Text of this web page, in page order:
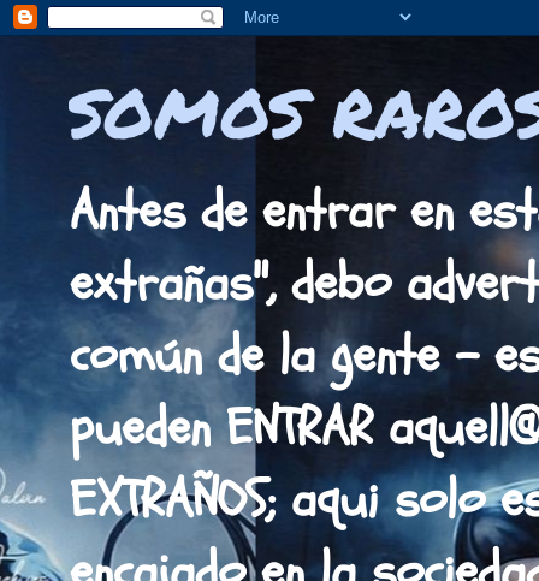
SOMOS
Antes de entrar en
extrañas", debo
común de la gente -
pueden ENTRAR
EXTRAÑOS; aqui solo